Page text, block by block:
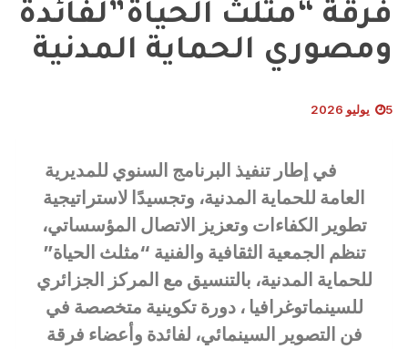
فرقة “مثلث الحياة”لفائدة
ومصوري الحماية المدنية
5 يوليو 2026
في إطار تنفيذ البرنامج السنوي للمديرية
العامة للحماية المدنية، وتجسيدًا لاستراتيجية
تطوير الكفاءات وتعزيز الاتصال المؤسساتي،
تنظم الجمعية الثقافية والفنية “مثلث الحياة”
للحماية المدنية، بالتنسيق مع المركز الجزائري
للسينماتوغرافيا ، دورة تكوينية متخصصة في
فن التصوير السينمائي، لفائدة وأعضاء فرقة